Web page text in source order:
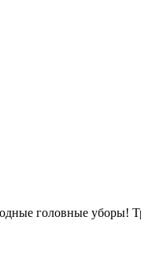
головные